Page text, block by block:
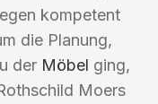
kompetent
die Planung,
der Möbel ging,
Moers